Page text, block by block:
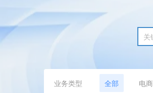
业务类型 全部 电商